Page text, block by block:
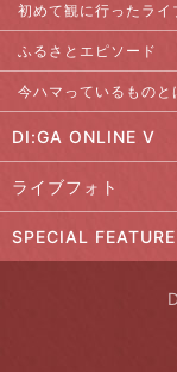
初めて観に行ったライ
ふるさとエピソード
今ハマっているものと
DI:GA ONLINE V
ライブフォト
SPECIAL FEATURE